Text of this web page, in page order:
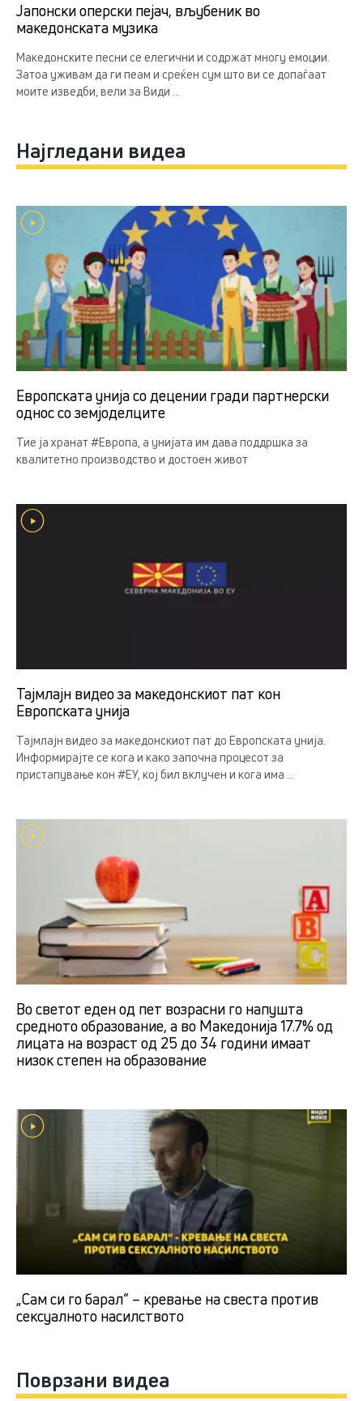
Јапонски оперски пејач, вљубеник во
македонската музика
Македонските песни се елегични и содржат многу емоции.
Затоа уживам да ги пеам и среќен сум што ви се допаѓаат
моите изведби, вели за Види ...
Најгледани видеа
Европската унија со децении гради партнерски
однос со земјоделцитe
Тие ја хранат #Европа, а унијата им дава поддршка за
квалитетно производство и достоен живот
Тајмлајн видео за македонскиот пат кон
Европската унија
Тајмлајн видео за македонскиот пат до Европската унија.
Информирајте се кога и како започна процесот за
пристапување кон #ЕУ, кој бил вклучен и кога има ...
Во светот еден од пет возрасни го напушта
средното образование, а во Македонија 17.7% од
лицата на возраст од 25 до 34 години имаат
низок степен на образование
„Сам си го барал“ – кревање на свеста против
сексуалното насилството
Поврзани видеа